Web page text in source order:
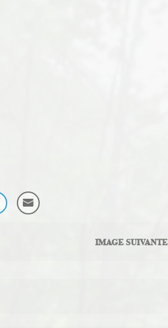
IMAGE SUIVANTE